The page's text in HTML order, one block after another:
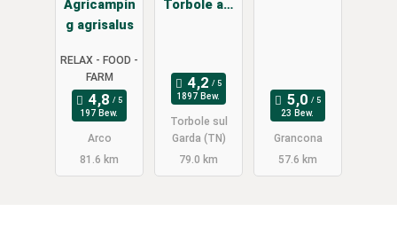
Agricampin
g agrisalus
RELAX - FOOD -
FARM
197 Bew.
Arco
81.6 km
Torbole am
1897 Bew.
Torbole sul
Garda (TN)
79.0 km
23 Bew.
Grancona
57.6 km